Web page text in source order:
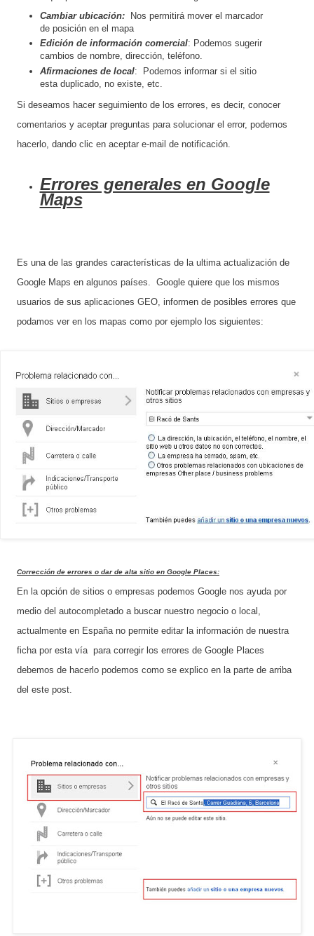
Cambiar ubicación:Nos permitirá mover el marcador
de posición en el mapa
Edición de información comercial: Podemos sugerir
cambios de nombre, dirección, teléfono.
Afirmaciones de local: Podemos informar si el sitio
esta duplicado, no existe, etc.
Si deseamos hacer seguimiento de los errores, es decir, conocer
comentarios y aceptar preguntas para solucionar el error, podemos
hacerlo, dando clic en aceptar e-mail de notificación.
Errores generales en Google
Maps
Es una de las grandes características de la ultima actualización de
Google Maps en algunos países. Google quiere que los mismos
usuarios de sus aplicaciones GEO, informen de posibles errores que
podamos ver en los mapas como por ejemplo los siguientes:
Corrección de errores o dar de alta sitio en Google Places:
En la opción de sitios o empresas podemos Google nos ayuda por
medio del autocompletado a buscar nuestro negocio o local,
actualmente en España no permite editar la información de nuestra
ficha por esta vía para corregir los errores de Google Places
debemos de hacerlo podemos como se explico en la parte de arriba
del este post.